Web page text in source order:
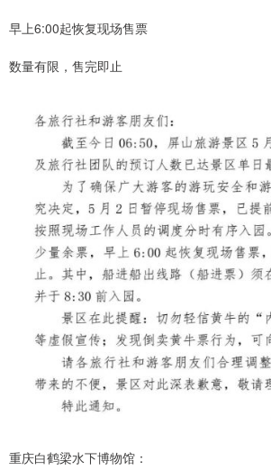
早上6:00起恢复现场售票
数量有限，售完即止
重庆白鹤梁水下博物馆：